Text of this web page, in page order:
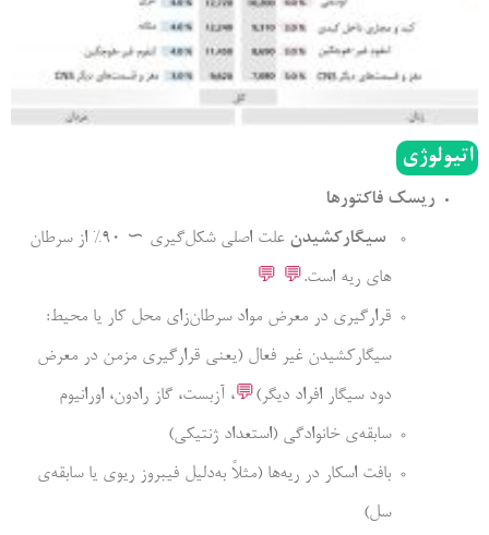
اتیولوژی
ریسک فاکتورها
سیگارکشیدن
علت اصلی شکل‌گیری ∼ 90% از سرطان­‌
های ریه است.💬
💬
قرارگیری در معرض مواد سرطان­‌زای محل کار یا محیط:
سیگارکشیدن غیر فعال (یعنی قرارگیری مزمن در معرض
دود سیگار افراد دیگر)💬، آزبست، گاز رادون، اورانیوم
سابقه‌­ی خانوادگی (استعداد ژنتیکی)
بافت اسکار در ریه‌­ها (مثلاً به‌­دلیل فیبروز ریوی یا سابقه‌­ی
سل)